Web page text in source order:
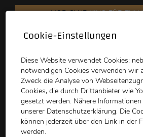
VOD CLUBKINO FÜR
schikaneder
Top Kino
Cookie-Einstellungen
Diese Website verwendet Cookies:
notwendigen Cookies verwenden wir
Zweck die Analyse von
Cookies, die durch Drittanbieter wie
gesetzt werden. Nähere
unserer Datenschutzerklärung. Die
können jederzeit über den Link in der
werden.